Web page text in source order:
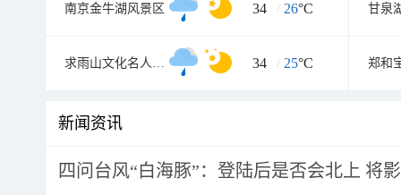
南京金牛湖风景区 34 / 26°C 甘泉
求雨山文化名人纪念馆 34 / 25°C 郑和
新闻资讯
四问台风“白海豚”：登陆后是否会北上 将